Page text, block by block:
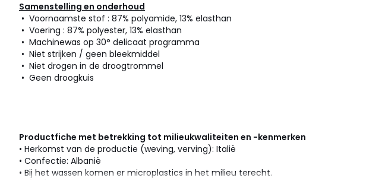
Samenstelling en onderhoud
• Voornaamste stof : 87% polyamide, 13% elasthan
• Voering : 87% polyester, 13% elasthan
• Machinewas op 30° delicaat programma
• Niet strijken / geen bleekmiddel
• Niet drogen in de droogtrommel
• Geen droogkuis
Productfiche met betrekking tot milieukwaliteiten en -kenmerken
• Herkomst van de productie (weving, verving): Italië
• Confectie: Albanië
• Bij het wassen komen er microplastics in het milieu terecht.